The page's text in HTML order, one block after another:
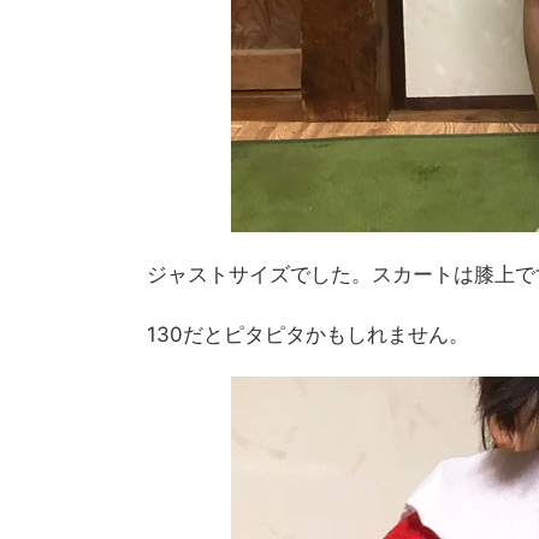
ジャストサイズでした。スカートは膝上
130だとピタピタかもしれません。